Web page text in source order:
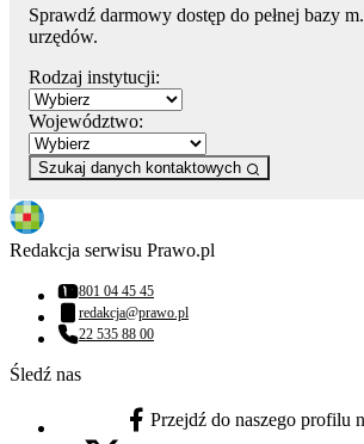
Sprawdź darmowy dostęp do pełnej bazy
urzędów.
Rodzaj instytucji:
Województwo:
Szukaj danych kontaktowych
Redakcja serwisu Prawo.pl
Numer telefonu:
801 04 45 45
Adres email:
redakcja@prawo.pl
Numer telefonu:
22 535 88 00
Śledź nas
facebook - otwiera się w nowej karcie
Przejdź do naszego profilu